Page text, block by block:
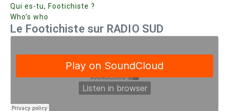
Qui es-tu, Footichiste ?
Who’s who
Le Footichiste sur RADIO SUD